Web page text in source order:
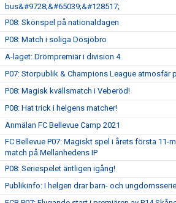
bus&#9728;&#65039;&#128517;
P08: Skönspel på nationaldagen
P08: Match i soliga Dösjöbro
A-laget: Drömpremiär i division 4
P07: Storpublik & Champions League atmosfär
P08: Magisk kvällsmatch i Veberöd!
P08: Hat trick i helgens matcher!
Anmälan FC Bellevue Camp 2021
FC Bellevue P07: Magiskt spel i årets första 11-
match på Mellanhedens IP
P08: Seriespelet äntligen igång!
Publikinfo: I helgen drar barn- och